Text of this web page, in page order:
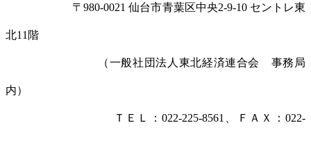
〒980-0021 仙台市青葉区中央2-9-10 セントレ東
北11階
（一般社団法人東北経済連合会 事務局
内）
ＴＥＬ：022-225-8561、ＦＡＸ：022-